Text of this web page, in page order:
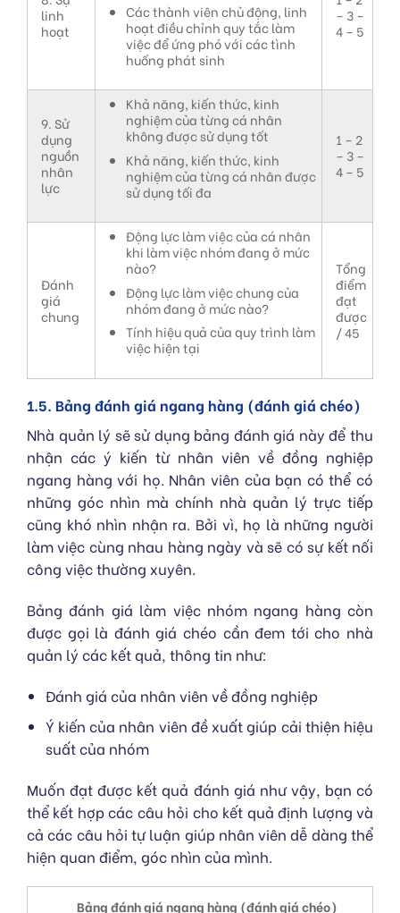
linh
hoạt
Các thành viên chủ động, linh
hoạt điều chỉnh quy tắc làm
việc để ứng phó với các tình
huống phát sinh
– 3 –
4 – 5
9. Sử
dụng
nguồn
nhân
lực
Khả năng, kiến thức, kinh
nghiệm của từng cá nhân
không được sử dụng tốt
Khả năng, kiến thức, kinh
nghiệm của từng cá nhân được
sử dụng tối đa
1 – 2
– 3 –
4 – 5
Đánh
giá
chung
Động lực làm việc của cá nhân
khi làm việc nhóm đang ở mức
nào?
Động lực làm việc chung của
nhóm đang ở mức nào?
Tính hiệu quả của quy trình làm
việc hiện tại
Tổng
điểm
đạt
được
/ 45
1.5. Bảng đánh giá ngang hàng (đánh giá chéo)
Nhà quản lý sẽ sử dụng bảng đánh giá này để thu
nhận các ý kiến từ nhân viên về đồng nghiệp
ngang hàng với họ. Nhân viên của bạn có thể có
những góc nhìn mà chính nhà quản lý trực tiếp
cũng khó nhìn nhận ra. Bởi vì, họ là những người
làm việc cùng nhau hàng ngày và sẽ có sự kết nối
công việc thường xuyên.
Bảng đánh giá làm việc nhóm ngang hàng còn
được gọi là đánh giá chéo cần đem tới cho nhà
quản lý các kết quả, thông tin như:
Đánh giá của nhân viên về đồng nghiệp
Ý kiến của nhân viên đề xuất giúp cải thiện hiệu
suất của nhóm
Muốn đạt được kết quả đánh giá như vậy, bạn có
thể kết hợp các câu hỏi cho kết quả định lượng và
cả các câu hỏi tự luận giúp nhân viên dễ dàng thể
hiện quan điểm, góc nhìn của mình.
Bảng đánh giá ngang hàng (đánh giá chéo)